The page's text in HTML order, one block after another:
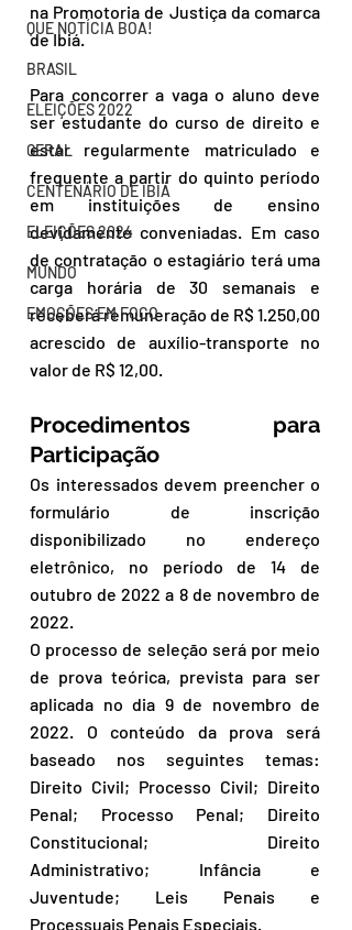
QUE NOTÍCIA BOA!
BRASIL
ELEIÇÕES 2022
GERAL
CENTENÁRIO DE IBIÁ
ELEIÇÕES 2024
MUNDO
EMOÇÕES EM FOCO
na Promotoria de Justiça da comarca
de Ibiá.
Para concorrer a vaga o aluno deve
ser estudante do curso de direito e
estar regularmente matriculado e
frequente a partir do quinto período
em instituições de ensino
devidamente conveniadas. Em caso
de contratação o estagiário terá uma
carga horária de 30 semanais e
receberá remuneração de R$ 1.250,00
acrescido de auxílio-transporte no
valor de R$ 12,00.
Procedimentos para
Participação
Os interessados devem preencher o
formulário de inscrição
disponibilizado no endereço
eletrônico, no período de 14 de
outubro de 2022 a 8 de novembro de
2022.
O processo de seleção será por meio
de prova teórica, prevista para ser
aplicada no dia 9 de novembro de
2022. O conteúdo da prova será
baseado nos seguintes temas:
Direito Civil; Processo Civil; Direito
Penal; Processo Penal; Direito
Constitucional; Direito
Administrativo; Infância e
Juventude; Leis Penais e
Processuais Penais Especiais.